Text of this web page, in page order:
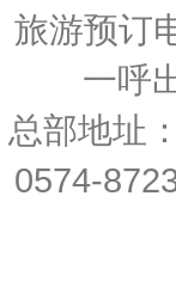
旅游预订
一呼
总部地址
0574-